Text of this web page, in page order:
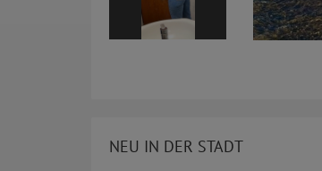
NEU IN DER STADT